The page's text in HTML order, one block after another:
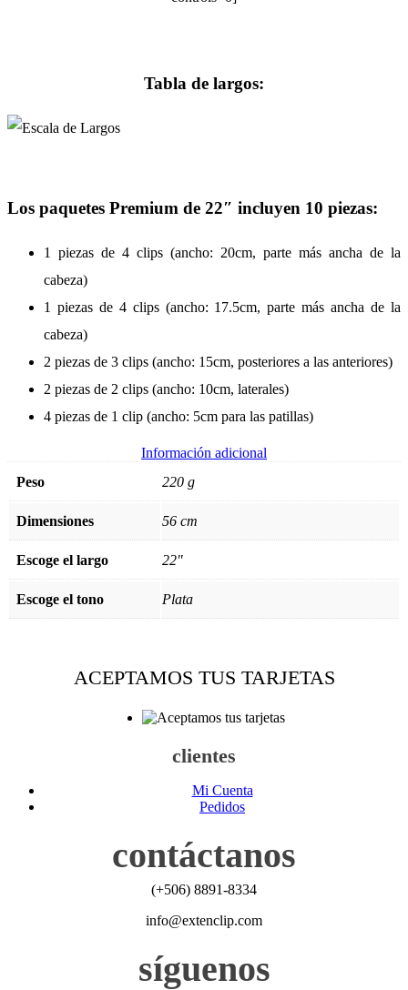
Tabla de largos:
Los paquetes Premium de 22″ incluyen 10 piezas:
1 piezas de 4 clips (ancho: 20cm, parte más ancha de la
cabeza)
1 piezas de 4 clips (ancho: 17.5cm, parte más ancha de la
cabeza)
2 piezas de 3 clips (ancho: 15cm, posteriores a las anteriores)
2 piezas de 2 clips (ancho: 10cm, laterales)
4 piezas de 1 clip (ancho: 5cm para las patillas)
Información adicional
Peso
220 g
Dimensiones 56 cm
Escoge el largo 22"
Escoge el tono Plata
ACEPTAMOS TUS TARJETAS
clientes
Mi Cuenta
Pedidos
contáctanos
(+506) 8891-8334
info@extenclip.com
síguenos